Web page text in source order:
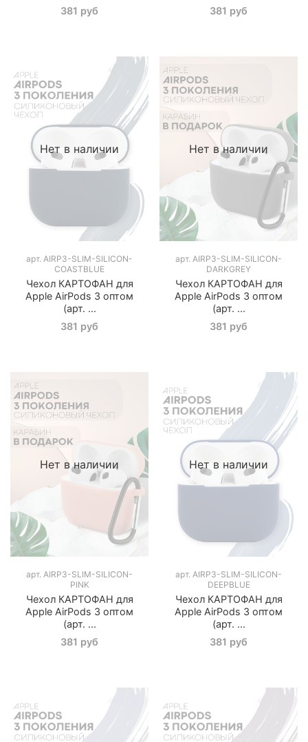
381 руб
381 руб
Нет в наличии
арт. AIRP3-SLIM-SILICON-
COASTBLUE
Чехол КАРТОФАН для
Apple AirPods 3 оптом
(арт. ...
381 руб
Нет в наличии
арт. AIRP3-SLIM-SILICON-
DARKGREY
Чехол КАРТОФАН для
Apple AirPods 3 оптом
(арт. ...
381 руб
Нет в наличии
арт. AIRP3-SLIM-SILICON-
PINK
Чехол КАРТОФАН для
Apple AirPods 3 оптом
(арт. ...
381 руб
Нет в наличии
арт. AIRP3-SLIM-SILICON-
DEEPBLUE
Чехол КАРТОФАН для
Apple AirPods 3 оптом
(арт. ...
381 руб